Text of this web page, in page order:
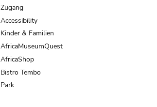
Zugang
Accessibility
Kinder & Familien
AfricaMuseumQuest
AfricaShop
Bistro Tembo
Park